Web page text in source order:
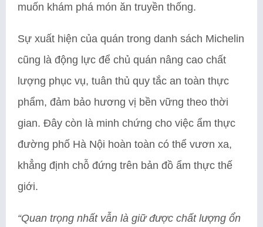
muốn khám phá món ăn truyền thống.
Sự xuất hiện của quán trong danh sách Michelin
cũng là động lực để chủ quán nâng cao chất
lượng phục vụ, tuân thủ quy tắc an toàn thực
phẩm, đảm bảo hương vị bền vững theo thời
gian. Đây còn là minh chứng cho việc ẩm thực
đường phố Hà Nội hoàn toàn có thể vươn xa,
khẳng định chỗ đứng trên bản đồ ẩm thực thế
giới.
“Quan trọng nhất vẫn là giữ được chất lượng ổn